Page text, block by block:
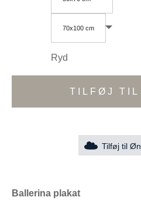
70x100 cm
Ryd
TILFØJ TIL
Tilføj til
Ballerina plakat